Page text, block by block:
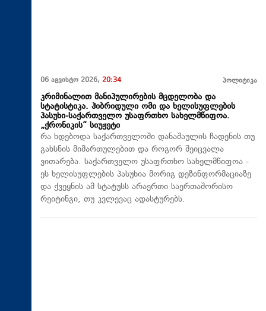
06 აგვისტო 2026, 20:34 პოლიტიკა
კრიმინალით მანიპულირების მცდელობა და
სტატისტიკა. ჰიბრიდული ომი და ხელისუფლების
პასუხი-საქართველო უსაფრთხო სახელმწიფოა.
„ქრონიკის“ სიუჟეტი
რა ხდებოდა საქართველოში დანაშაულის ჩადენის თუ
გახსნის მიმართულებით და როგორ შეიცვალა
ვითარება. საქართველო უსაფრთხო სახელმწიფოა -
ეს ხელისუფლების პასუხია მორიგ დეზინფორმაციაზე
და ქვეყნის ამ სტატუსს არაერთი საერთაშორისო
რეიტინგი, თუ კვლევაც ადასტურებს.